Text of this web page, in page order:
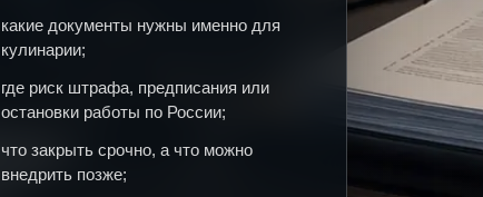
какие документы нужны именно для
кулинарии;
где риск штрафа, предписания или
остановки работы по России;
что закрыть срочно, а что можно
внедрить позже;